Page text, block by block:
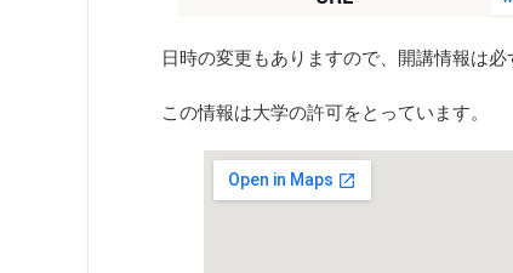
日時の変更もありますので、開講情報は
この情報は大学の許可をとっています。